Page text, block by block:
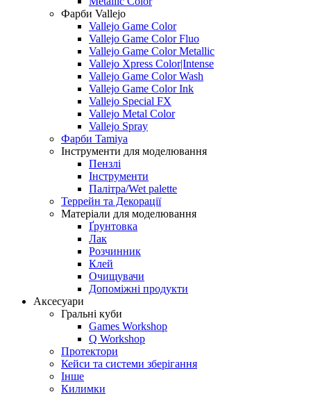
Фарби Vallejo
Vallejo Game Color
Vallejo Game Color Fluo
Vallejo Game Color Metallic
Vallejo Xpress Color|Intense
Vallejo Game Color Wash
Vallejo Game Color Ink
Vallejo Special FX
Vallejo Metal Color
Vallejo Spray
Фарби Tamiya
Інструменти для моделювання
Пензлі
Інструменти
Палітра/Wet palette
Террейн та Декорації
Матеріали для моделювання
Ґрунтовка
Лак
Розчинник
Клей
Очищувачи
Допоміжні продукти
Аксесуари
Гральні куби
Games Workshop
Q Workshop
Протектори
Кейси та системи зберігання
Інше
Килимки